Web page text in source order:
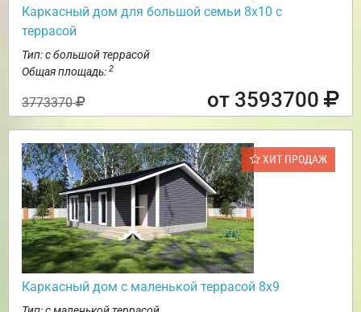
Каркасный дом для большой семьи 8х10 с
террасой
Тип: с большой террасой
Общая площадь: 2
3773370 от 3593700
ХИТ ПРОДАЖ
Каркасный дом с маленькой террасой 8х9